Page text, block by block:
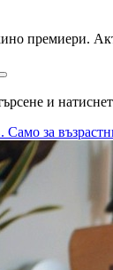
премиери.
и
Само за